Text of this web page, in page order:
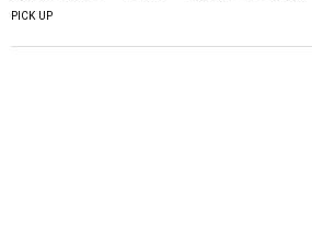
PICK UP